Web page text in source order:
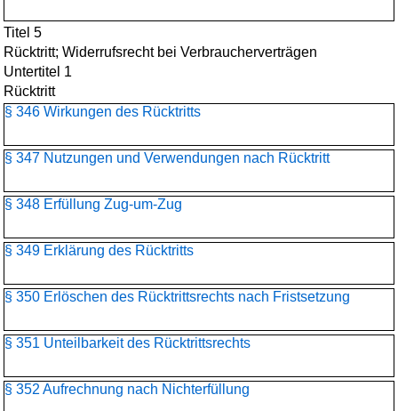
Titel 5
Rücktritt; Widerrufsrecht bei Verbraucherverträgen
Untertitel 1
Rücktritt
§ 346 Wirkungen des Rücktritts
§ 347 Nutzungen und Verwendungen nach Rücktritt
§ 348 Erfüllung Zug-um-Zug
§ 349 Erklärung des Rücktritts
§ 350 Erlöschen des Rücktrittsrechts nach Fristsetzung
§ 351 Unteilbarkeit des Rücktrittsrechts
§ 352 Aufrechnung nach Nichterfüllung